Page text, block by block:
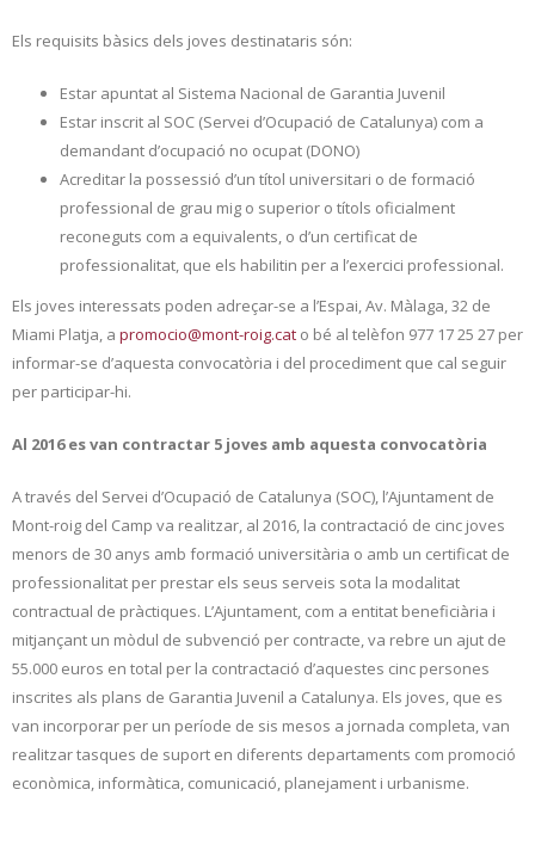
Els requisits bàsics dels joves destinataris són:
Estar apuntat al Sistema Nacional de Garantia Juvenil
Estar inscrit al SOC (Servei d’Ocupació de Catalunya) com a
demandant d’ocupació no ocupat (DONO)
Acreditar la possessió d’un títol universitari o de formació
professional de grau mig o superior o títols oficialment
reconeguts com a equivalents, o d’un certificat de
professionalitat, que els habilitin per a l’exercici professional.
Els joves interessats poden adreçar-se a l’Espai, Av. Màlaga, 32 de
Miami Platja, a promocio@mont-roig.cat o bé al telèfon 977 17 25 27 per
informar-se d’aquesta convocatòria i del procediment que cal seguir
per participar-hi.
Al 2016 es van contractar 5 joves amb aquesta convocatòria
A través del Servei d’Ocupació de Catalunya (SOC), l’Ajuntament de
Mont-roig del Camp va realitzar, al 2016, la contractació de cinc joves
menors de 30 anys amb formació universitària o amb un certificat de
professionalitat per prestar els seus serveis sota la modalitat
contractual de pràctiques. L’Ajuntament, com a entitat beneficiària i
mitjançant un mòdul de subvenció per contracte, va rebre un ajut de
55.000 euros en total per la contractació d’aquestes cinc persones
inscrites als plans de Garantia Juvenil a Catalunya. Els joves, que es
van incorporar per un període de sis mesos a jornada completa, van
realitzar tasques de suport en diferents departaments com promoció
econòmica, informàtica, comunicació, planejament i urbanisme.